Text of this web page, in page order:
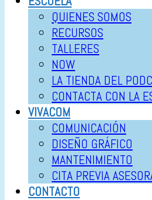
QUIENES SOMOS
RECURSOS
TALLERES
NOW
LA TIENDA DEL
CONTACTA CON LA
VIVACOM
COMUNICACIÓN
DISEÑO GRÁFICO
MANTENIMIENTO
CITA PREVIA
CONTACTO